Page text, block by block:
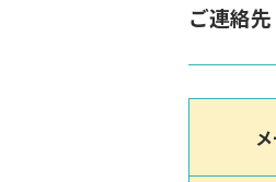
ご連絡先